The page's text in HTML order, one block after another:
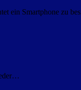
ein Smartphone zu